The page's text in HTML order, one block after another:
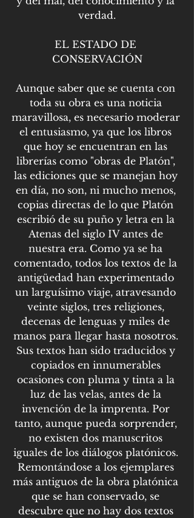
verdad.
EL ESTADO DE
CONSERVACIÓN
Aunque saber que se cuenta con
toda su obra es una noticia
maravillosa, es necesario moderar
el entusiasmo, ya que los libros
que hoy se encuentran en las
librerías como "obras de Platón",
las ediciones que se manejan hoy
en día, no son, ni mucho menos,
copias directas de lo que Platón
escribió de su puño y letra en la
Atenas del siglo IV antes de
nuestra era. Como ya se ha
comentado, todos los textos de la
antigüedad han experimentado
un larguísimo viaje, atravesando
veinte siglos, tres religiones,
decenas de lenguas y miles de
manos para llegar hasta nosotros.
Sus textos han sido traducidos y
copiados en innumerables
ocasiones con pluma y tinta a la
luz de las velas, antes de la
invención de la imprenta. Por
tanto, aunque pueda sorprender,
no existen dos manuscritos
iguales de los diálogos platónicos.
Remontándose a los ejemplares
más antiguos de la obra platónica
que se han conservado, se
descubre que no hay dos textos